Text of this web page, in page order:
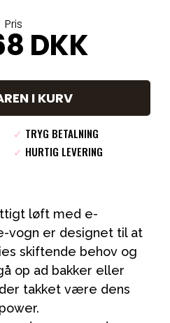
Pris
DKK
I KURV
✓ TRYG BETALNING
✓ HURTIG LEVERING
løft med e-
vogn er designet til at
skiftende behov og
op ad bakker eller
takket være dens